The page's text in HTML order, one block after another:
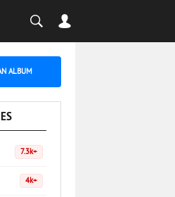
ALBUM
7.3k+
4k+